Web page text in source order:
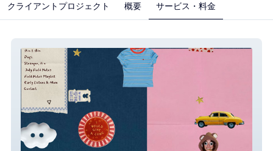
クライアントプロジェクト 概要 サービス・料金